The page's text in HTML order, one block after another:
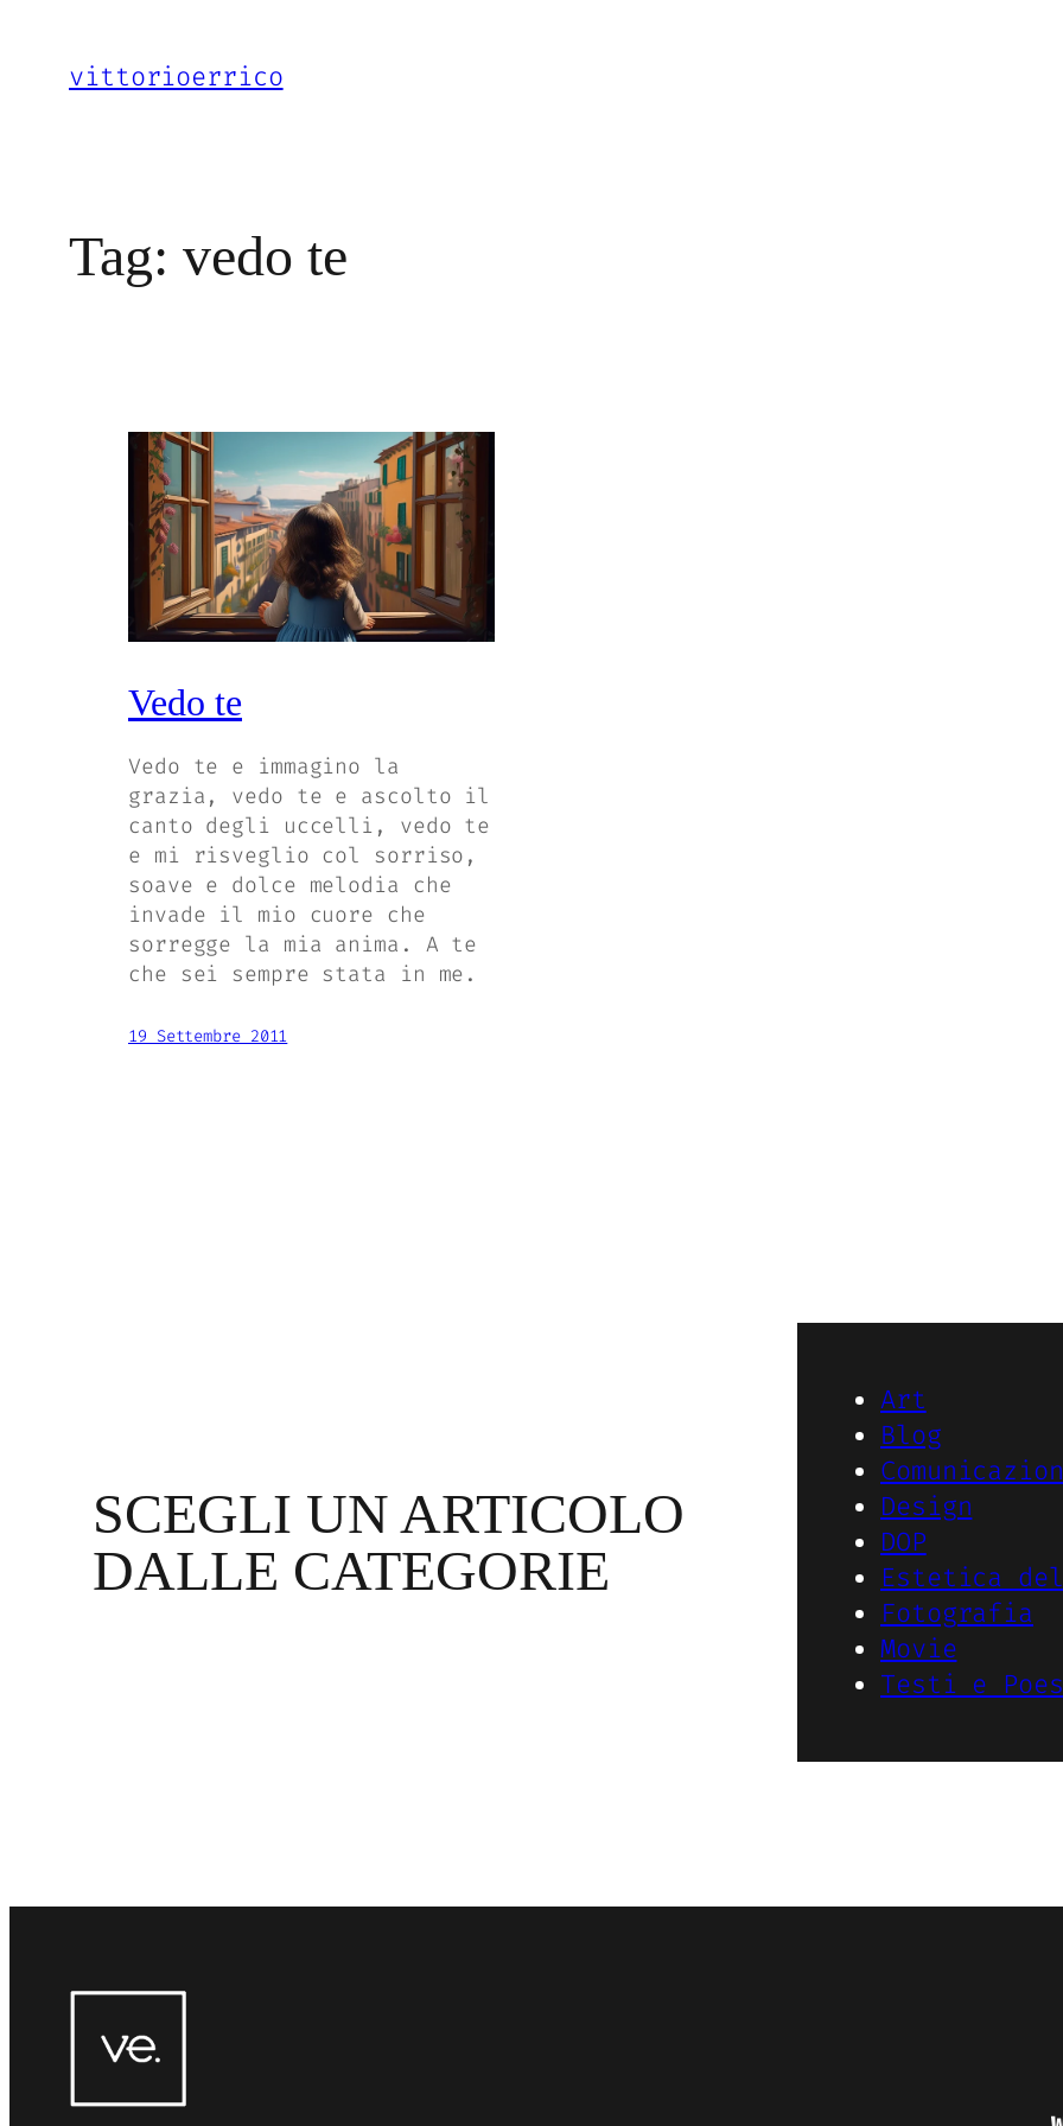
contenuto
vittorioerrico
Tag: vedo te
Vedo te
Vedo te e immagino la
grazia, vedo te e ascolto il
canto degli uccelli, vedo te
e mi risveglio col sorriso,
soave e dolce melodia che
invade il mio cuore che
sorregge la mia anima. A te
che sei sempre stata in me.
19 Settembre 2011
SCEGLI UN ARTICOLO
DALLE CATEGORIE
Art
Blog
Design
DOP
Estetica
Fotografia
Movie
Testi e